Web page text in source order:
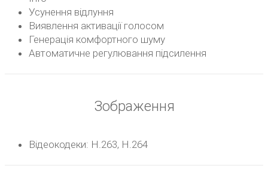
Усунення відлуння
Виявлення активації голосом
Генерація комфортного шуму
Автоматичне регулювання підсилення
Зображення
Відеокодеки: H.263, H.264